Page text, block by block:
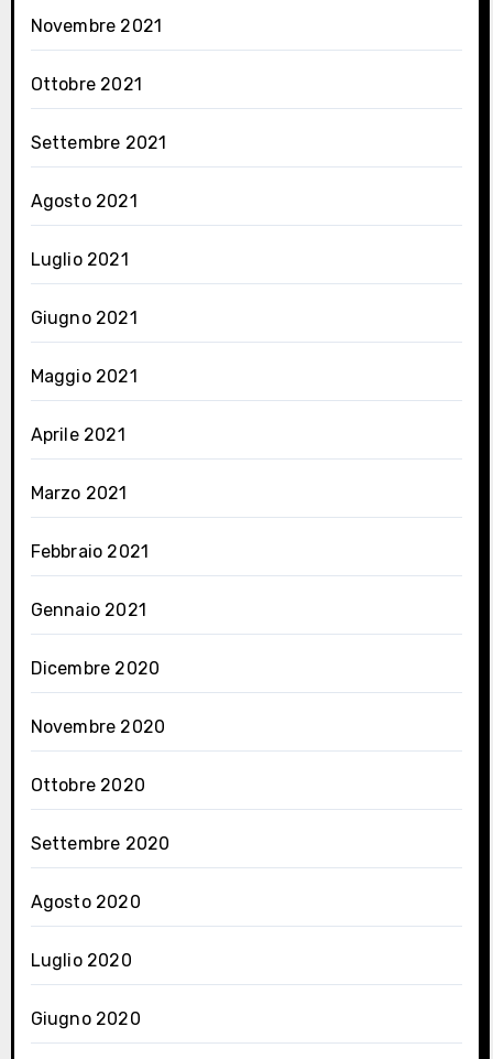
Novembre 2021
Ottobre 2021
Settembre 2021
Agosto 2021
Luglio 2021
Giugno 2021
Maggio 2021
Aprile 2021
Marzo 2021
Febbraio 2021
Gennaio 2021
Dicembre 2020
Novembre 2020
Ottobre 2020
Settembre 2020
Agosto 2020
Luglio 2020
Giugno 2020